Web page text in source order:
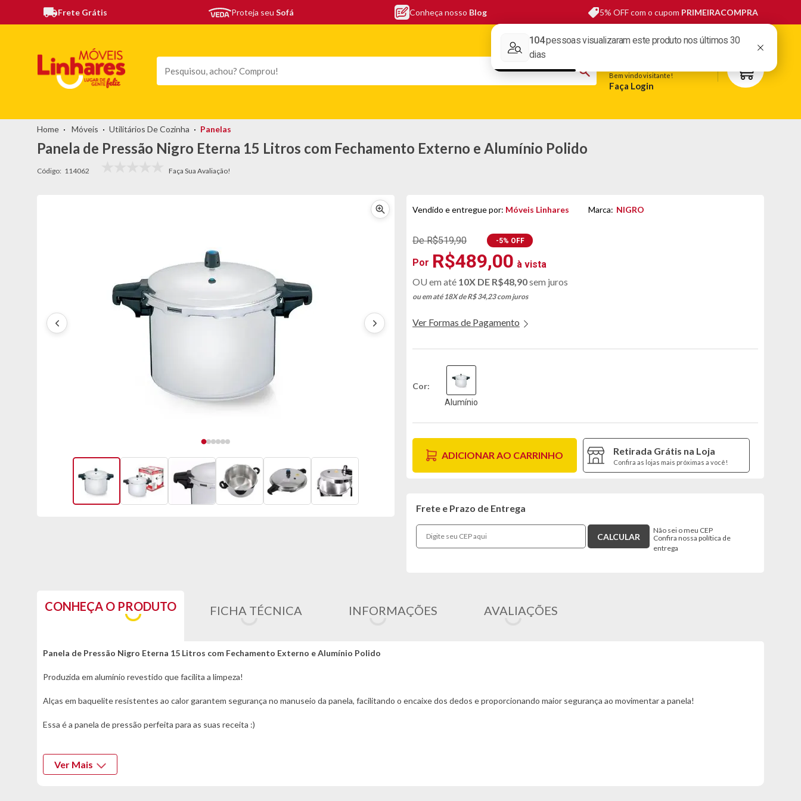
Frete Grátis Proteja seu Sofá Conheça nosso Blog 5% OFF com o cupom PRIMEIRACOMPRA
Bem vindo visitante!
Faça Login
Móveis Utilitários De Cozinha Panelas
Panela de Pressão Nigro Eterna 15 Litros com Fechamento Externo e Alumínio Polido
Código: 114062
Vendido e entregue por: Móveis Linhares Marca: NIGRO
De R$519,90
R$489,00
-5% OFF
10X DE R$48,90sem juros
ou em até 18X de R$ 34,23com juros
Ver Formas de Pagamento
Cor
Alumínio
ADICIONAR AO CARRINHO Retirada Grátis na Loja
Confira as lojas mais próximas a você!
Frete e Prazo de Entrega
Não sei o meu CEP
Confira nossa política de
entrega
CONHEÇA O PRODUTO FICHA TÉCNICA INFORMAÇÕES AVALIAÇÕES
Panela de Pressão Nigro Eterna 15 Litros com Fechamento Externo e Alumínio Polido
Produzida em alumínio revestido que facilita a limpeza!
Alças em baquelite resistentes ao calor garantem segurança no manuseio da panela, facilitando o encaixe dos dedos e proporcionando maior segurança ao movimentar a panela!
Essa é a panela de pressão perfeita para as suas receita :)
Informações Técnicas:
Ver Mais